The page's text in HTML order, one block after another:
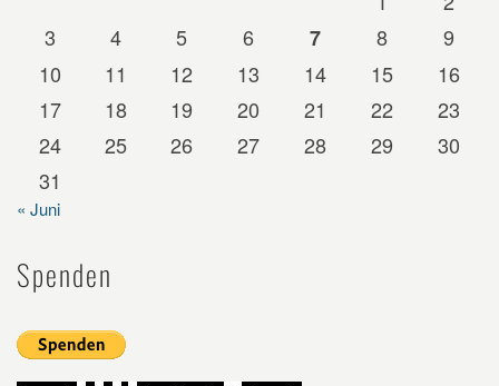
3
4 5 6 7 8
9
10
11 12 13 14 15
16
17
18 19 20 21 22
23
24
25 26 27 28 29
30
31
« Juni
Spenden